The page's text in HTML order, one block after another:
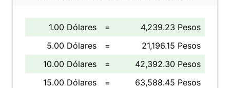
1.00 Dólares =
4,239.23 Pesos
5.00 Dólares
=
21,196.15 Pesos
10.00 Dólares
=
42,392.30 Pesos
15.00 Dólares
=
63,588.45 Pesos